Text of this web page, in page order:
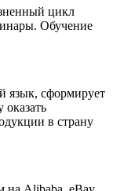
цикл
Обучение
язык, сформирует
в страну